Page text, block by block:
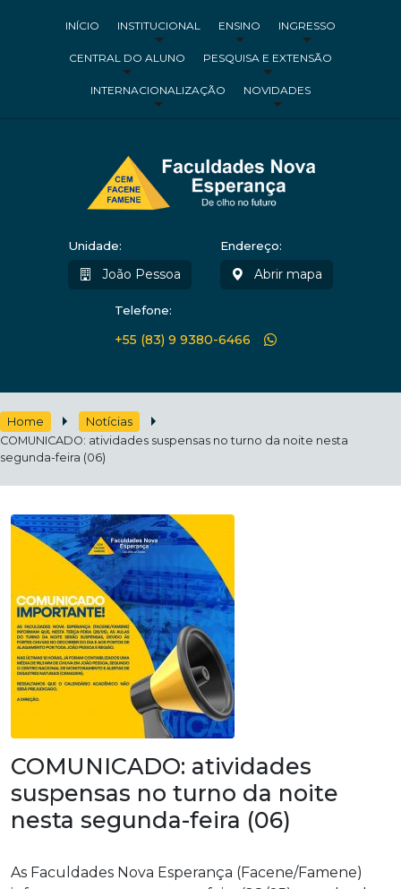
INÍCIO INSTITUCIONAL ENSINO INGRESSO
CENTRAL DO ALUNO PESQUISA E EXTENSÃO
INTERNACIONALIZAÇÃO NOVIDADES
Unidade:
João Pessoa
Endereço:
Abrir mapa
Telefone:
+55 (83) 9 9380-6466
Home
Notícias
COMUNICADO: atividades suspensas no turno da noite nesta
segunda-feira (06)
COMUNICADO: atividades
suspensas no turno da noite
nesta segunda-feira (06)
As Faculdades Nova Esperança (Facene/Famene)